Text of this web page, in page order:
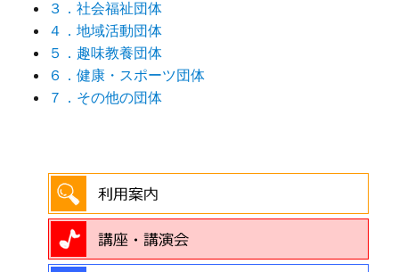
３．社会福祉団体
４．地域活動団体
５．趣味教養団体
６．健康・スポーツ団体
７．その他の団体